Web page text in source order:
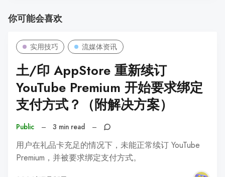
你可能会喜欢
实用技巧 流媒体资讯
土/印 AppStore 重新续订
YouTube Premium 开始要求绑定
支付方式？（附解决方案）
Public – 3 min read –
用户在礼品卡充足的情况下，未能正常续订 YouTube
Premium，并被要求绑定支付方式。